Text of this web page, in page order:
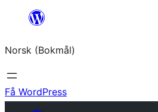
Hopp
innhold
Norsk (Bokmål)
Få WordPress